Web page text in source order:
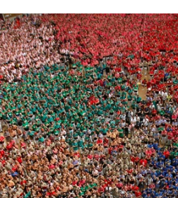
Una